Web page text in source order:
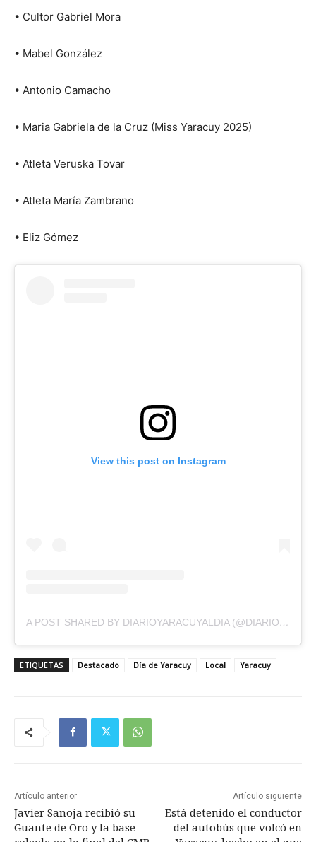
• Cultor Gabriel Mora
• Mabel González
• Antonio Camacho
• Maria Gabriela de la Cruz (Miss Yaracuy 2025)
• Atleta Veruska Tovar
• Atleta María Zambrano
• Eliz Gómez
View this post on Instagram
A POST SHARED BY DIARIOYARACUYALDIA (@DIARIOYARACUYALDIA)
ETIQUETAS Destacado Día de Yaracuy Local Yaracuy
Artículo anterior
Javier Sanoja recibió su
Guante de Oro y la base
Artículo siguiente
Está detenido el conductor
del autobús que volcó en